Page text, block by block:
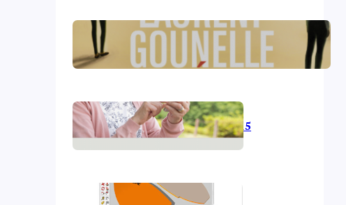
Le réveil – Laurent Gounelle
L’informatique en 2015